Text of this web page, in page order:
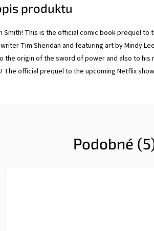
produktu
Smith! This is the official comic book prequel
Tim Sheridan and featuring art by Mindy
the origin of the sword of power and also to
The official prequel to the upcoming Netflix
Podobné